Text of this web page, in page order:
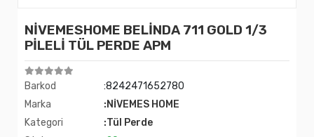
NİVEMESHOME BELİNDA 711 GOLD 1/3
PİLELİ TÜL PERDE APM
Barkod
:8242471652780
Marka
:NİVEMES HOME
Kategori
:Tül Perde